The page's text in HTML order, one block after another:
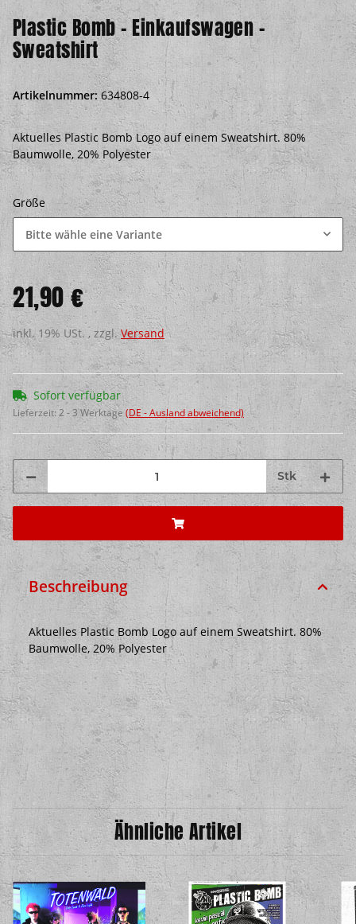
Plastic Bomb - Einkaufswagen -
Sweatshirt
Artikelnummer: 634808-4
Aktuelles Plastic Bomb Logo auf einem Sweatshirt. 80%
Baumwolle, 20% Polyester
Größe
Bitte wähle eine Variante
21,90 €
inkl. 19% USt. , zzgl.Versand
Sofort verfügbar
Lieferzeit: 2 - 3 Werktage (DE - Ausland abweichend)
Stk
Beschreibung
Aktuelles Plastic Bomb Logo auf einem Sweatshirt. 80%
Baumwolle, 20% Polyester
Ähnliche Artikel